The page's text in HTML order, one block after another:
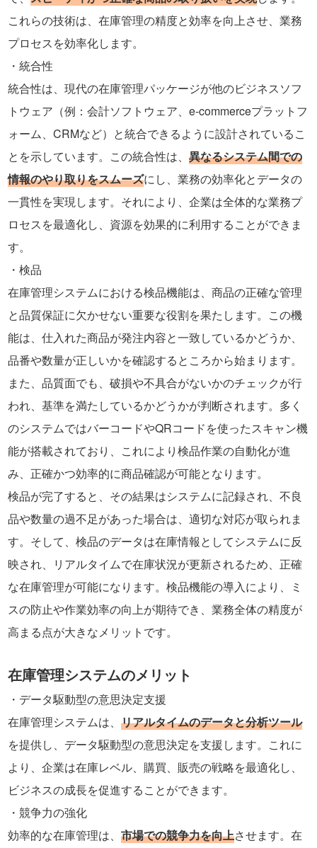
これらの技術は、在庫管理の精度と効率を向上させ、業務
プロセスを効率化します。
統合性
統合性は、現代の在庫管理パッケージが他のビジネスソフ
トウェア（例：会計ソフトウェア、e-commerceプラットフ
ォーム、CRMなど）と統合できるように設計されているこ
とを示しています。この統合性は、異なるシステム間での
情報のやり取りをスムーズにし、業務の効率化とデータの
一貫性を実現します。それにより、企業は全体的な業務プ
ロセスを最適化し、資源を効果的に利用することができま
す。
検品
在庫管理システムにおける検品機能は、商品の正確な管理
と品質保証に欠かせない重要な役割を果たします。この機
能は、仕入れた商品が発注内容と一致しているかどうか、
品番や数量が正しいかを確認するところから始まります。
また、品質面でも、破損や不具合がないかのチェックが行
われ、基準を満たしているかどうかが判断されます。多く
のシステムではバーコードやQRコードを使ったスキャン機
能が搭載されており、これにより検品作業の自動化が進
み、正確かつ効率的に商品確認が可能となります。
検品が完了すると、その結果はシステムに記録され、不良
品や数量の過不足があった場合は、適切な対応が取られま
す。そして、検品のデータは在庫情報としてシステムに反
映され、リアルタイムで在庫状況が更新されるため、正確
な在庫管理が可能になります。検品機能の導入により、ミ
スの防止や作業効率の向上が期待でき、業務全体の精度が
高まる点が大きなメリットです。
在庫管理システムのメリット
データ駆動型の意思決定支援
在庫管理システムは、リアルタイムのデータと分析ツール
を提供し、データ駆動型の意思決定を支援します。これに
より、企業は在庫レベル、購買、販売の戦略を最適化し、
ビジネスの成長を促進することができます。
競争力の強化
効率的な在庫管理は、市場での競争力を向上させます。在